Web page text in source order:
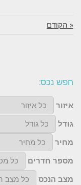
« הקודם
חפש נכס:
איזור
גודל
מחיר
מספר חדרים
מצב הנכס